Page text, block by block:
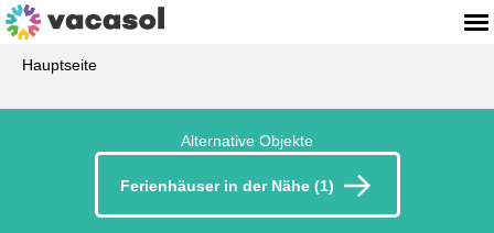
Hauptseite
Alternative Objekte
Ferienhäuser in der Nähe (1)